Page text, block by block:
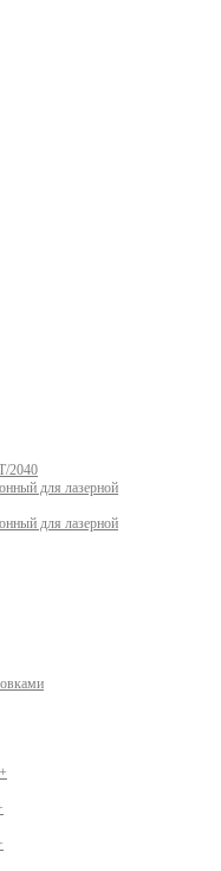
2040
для лазерной
для лазерной